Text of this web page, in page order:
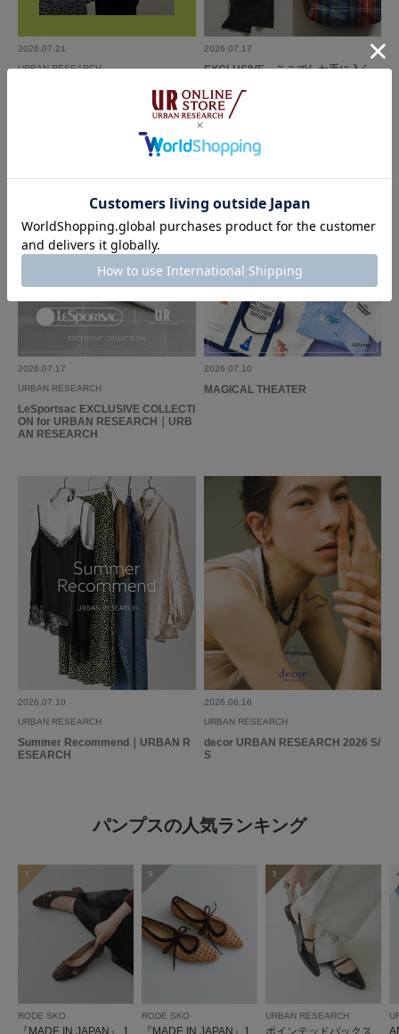
2026.07.21
URBAN RESEARCH
接客日本一の倉谷侑里が教える「こ
2026.07.17
EXCLUSIVE ここでしか手に入ら
2026.07.17
URBAN RESEARCH
LeSportsac EXCLUSIVE COLLECTI
ON for URBAN RESEARCH｜URB
AN RESEARCH
2026.07.10
MAGICAL THEATER
2026.07.10
URBAN RESEARCH
Summer Recommend｜URBAN R
ESEARCH
2026.06.16
URBAN RESEARCH
decor URBAN RESEARCH 2026 S/
S
パンプスの人気ランキング
1
RODE SKO
『MADE IN JAPAN』 1.
2
RODE SKO
『MADE IN JAPAN』1
3
URBAN RESEARCH
ポインテッドバックス